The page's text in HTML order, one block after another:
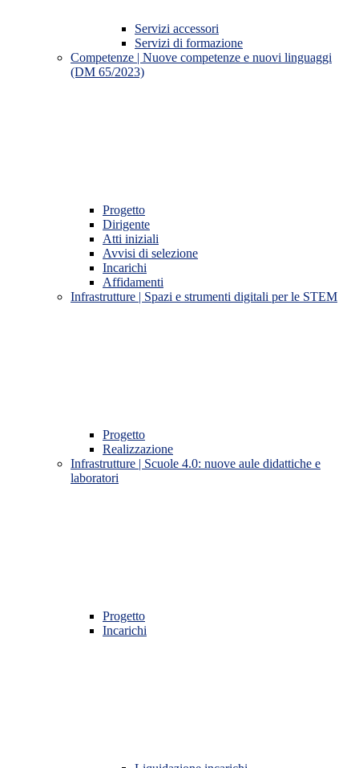
Servizi accessori
Servizi di formazione
Competenze | Nuove competenze e nuovi linguaggi
(DM 65/2023)
Progetto
Dirigente
Atti iniziali
Avvisi di selezione
Incarichi
Affidamenti
Infrastrutture | Spazi e strumenti digitali per le STEM
Progetto
Realizzazione
Infrastrutture | Scuole 4.0: nuove aule didattiche e
laboratori
Progetto
Incarichi